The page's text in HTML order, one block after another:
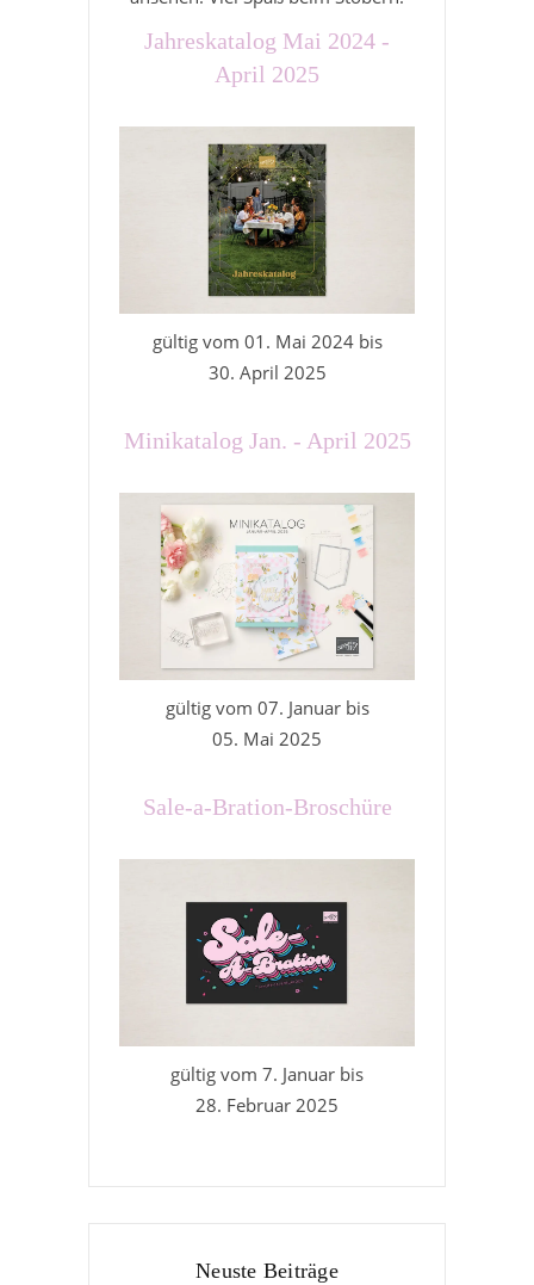
Jahreskatalog Mai 2024 -
April 2025
gültig vom 01. Mai 2024 bis
30. April 2025
Minikatalog Jan. - April 2025
gültig vom 07. Januar bis
05. Mai 2025
Sale-a-Bration-Broschüre
gültig vom 7. Januar bis
28. Februar 2025
Neuste Beiträge